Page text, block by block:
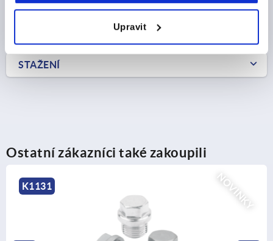
Upravit
STAŽENÍ
Ostatní zákazníci také zakoupili
K0519